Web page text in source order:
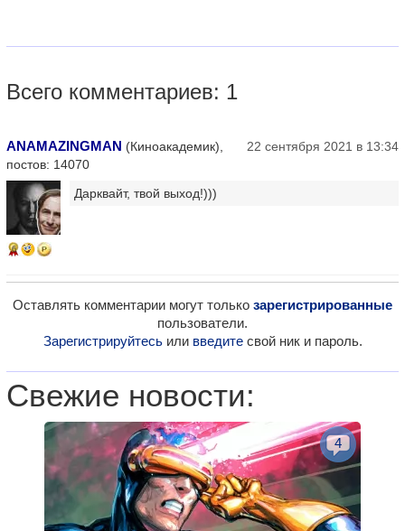
Всего комментариев: 1
ANAMAZINGMAN (Киноакадемик),
постов: 14070
22 сентября 2021 в 13:34
6
Дарквайт, твой выход!)))
Оставлять комментарии могут только зарегистрированные
пользователи.
Зарегистрируйтесьили введитесвой ник и пароль.
Свежие новости:
4